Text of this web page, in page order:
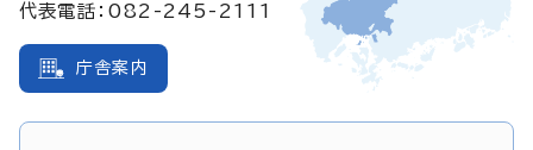
代表電話：082-245-2111
庁舎案内